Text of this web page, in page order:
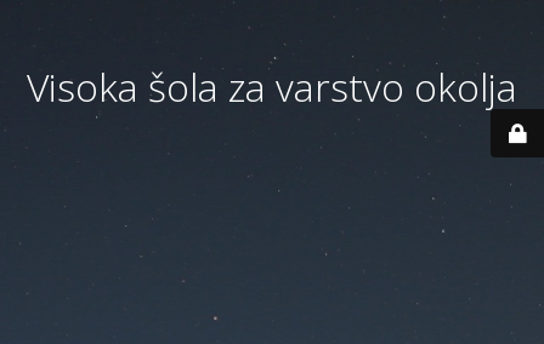
Visoka šola za varstvo okolja